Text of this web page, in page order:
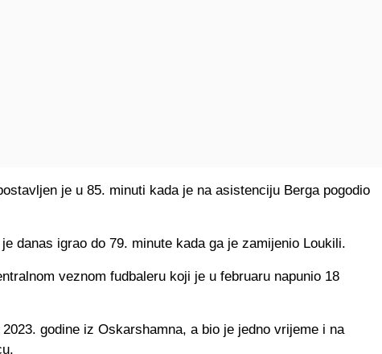
je u 85. minuti kada je na asistenciju Berga pogodio
danas igrao do 79. minute kada ga je zamijenio Loukili.
veznom fudbaleru koji je u februaru napunio 18
godine iz Oskarshamna, a bio je jedno vrijeme i na